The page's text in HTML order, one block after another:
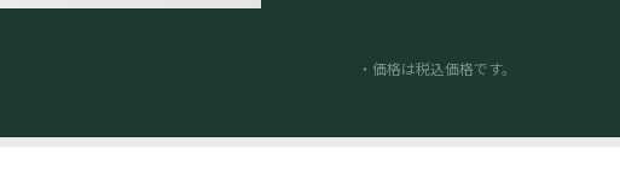
・価格は税込価格です。